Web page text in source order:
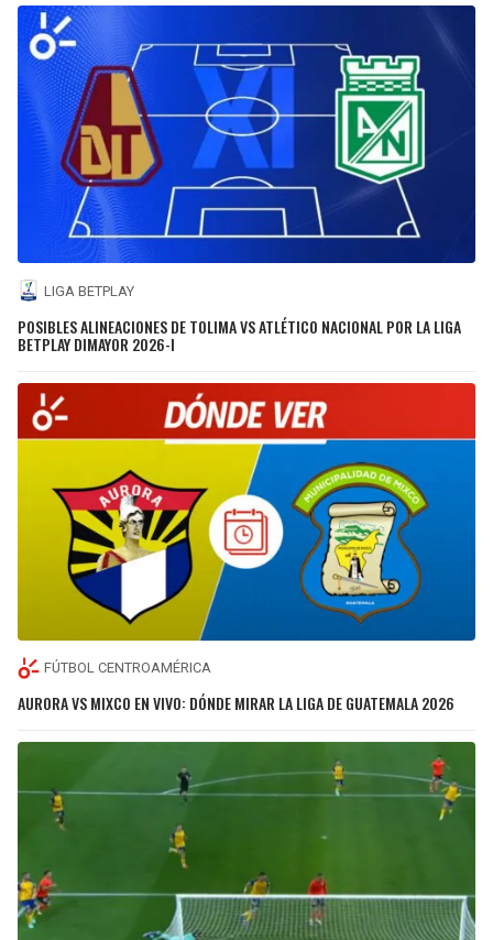
LIGA BETPLAY
POSIBLES ALINEACIONES DE TOLIMA VS ATLÉTICO NACIONAL POR LA LIGA
BETPLAY DIMAYOR 2026-I
FÚTBOL CENTROAMÉRICA
AURORA VS MIXCO EN VIVO: DÓNDE MIRAR LA LIGA DE GUATEMALA 2026